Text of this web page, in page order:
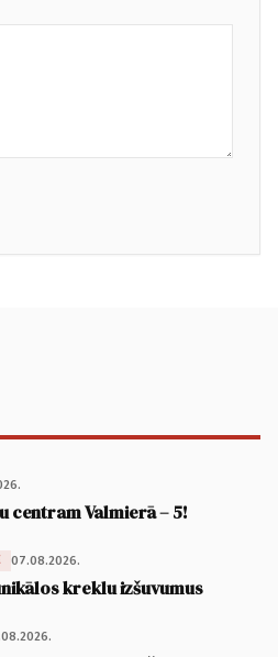
centram Valmierā – 5!
07.08.2026.
kreklu izšuvumus